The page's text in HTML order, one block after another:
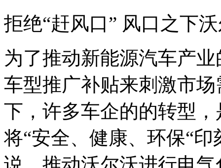
拒绝“赶风口” 风口之下
为了推动新能源汽车产
车型推广补贴来刺激市
下，许多车企的的转型
将“安全、健康、环保“